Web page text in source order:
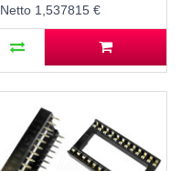
Netto 1,537815 €